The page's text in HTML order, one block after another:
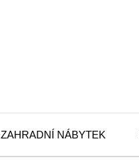
ZAHRADNÍ NÁBYTEK